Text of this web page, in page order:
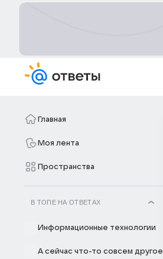
Главная
Моя лента
Пространства
В ТОПЕ НА ОТВЕТАХ
Информационные технологии
А сейчас что-то совсем другое